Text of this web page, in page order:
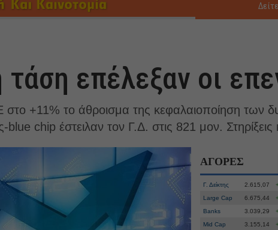
Δείτε
επέλεξαν οι
+11% το άθροισμα της κεφαλαιοποίηση των
chip έστειλαν τον Γ.Δ. στις 821 μον. Στηρίξεις
ΑΓΟΡΕΣ
Γ. Δείκτης 2.615,07
Large Cap
6.675,44
Banks
3.039,29
Mid Cap
3.155,14